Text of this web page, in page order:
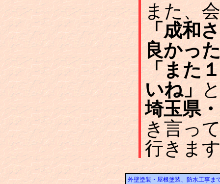
また、
「成和
良かっ
「また
いね」
埼玉県
き言っ
行きま
外壁塗装・屋根塗装、防水工事